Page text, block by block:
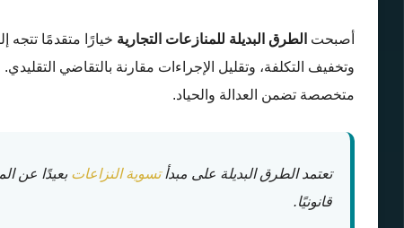
أصبحت الطرق البديلة للمنازعات التجارية خيارًا متقدمًا
وتخفيف التكلفة، وتقليل الإجراءات مقارنة بالتقاضي
متخصصة تضمن العدالة والحياد.
تعتمد الطرق البديلة على مبدأتسوية النزاعات بعيدًا عن
قانونيًا.